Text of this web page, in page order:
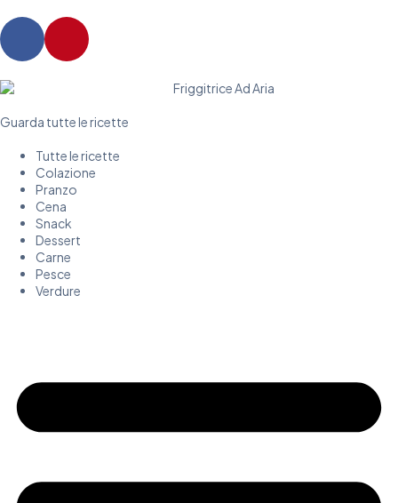
Guarda tutte le ricette
Tutte le ricette
Colazione
Pranzo
Cena
Snack
Dessert
Carne
Pesce
Verdure